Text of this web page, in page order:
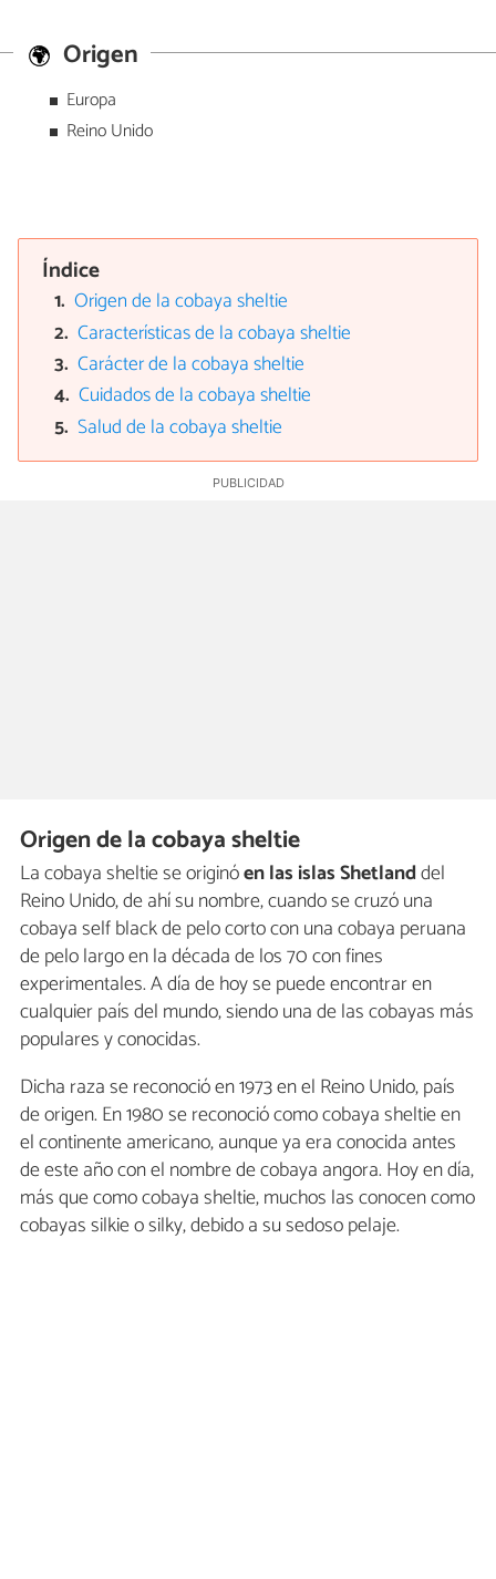
Origen
Europa
Reino Unido
Índice
Origen de la cobaya sheltie
Características de la cobaya sheltie
Carácter de la cobaya sheltie
Cuidados de la cobaya sheltie
Salud de la cobaya sheltie
Origen de la cobaya sheltie
La cobaya sheltie se originóen las islas Shetlanddel
Reino Unido, de ahí su nombre, cuando se cruzó una
cobaya self black de pelo corto con una cobaya peruana
de pelo largo en la década de los 70 con fines
experimentales. A día de hoy se puede encontrar en
cualquier país del mundo, siendo una de las cobayas más
populares y conocidas.
Dicha raza se reconoció en 1973 en el Reino Unido, país
de origen. En 1980 se reconoció como cobaya sheltie en
el continente americano, aunque ya era conocida antes
de este año con el nombre de cobaya angora. Hoy en día,
más que como cobaya sheltie, muchos las conocen como
cobayas silkie o silky, debido a su sedoso pelaje.